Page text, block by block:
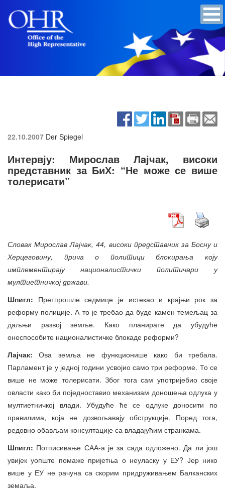
22.10.2007 Der Spiegel
Интервју: Мирослав Лaјчак, високи
представник за БиХ: “Не може се више
толерисати”
Словак Мирослав Лајчак, 44, високи представник за Босну и
Херцеговину, прича о политици блокирања коју
имплементирају националистички политичари у
мултиетничкој држави.
Шпигл: Претпрошле седмице је истекао и крајњи рок за
реформу полиције. А то је требао да буде камен темељац за
даљњи развој земље. Како планирате да убудуће
онеспособите националистичке блокаде реформи?
Лајчак: Ова земља не функционише како би требала.
Парламент је у једној години усвојио само три реформе. То се
више не може толерисати. Због тога сам употријебио своје
овласти како би поједноставио механизам доношења одлука у
мултиетничкој влади. Убудуће ће се одлуке доносити по
правилима, која не дозвољавају обструкције. Поред тога,
редовно обављам консултације са владајућим странкама.
Шпигл: Потписивање САА-а је за сада одложено. Да ли још
увијек уопште помаже пријетња о неуласку у ЕУ? Јер нико
више у ЕУ не рачуна са скорим придруживањем Балканских
земаља.